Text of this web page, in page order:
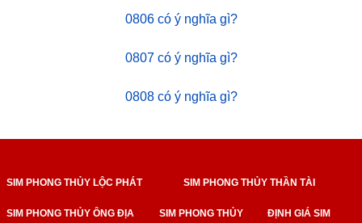
0806 có ý nghĩa gì?
0807 có ý nghĩa gì?
0808 có ý nghĩa gì?
SIM PHONG THỦY LỘC PHÁT SIM PHONG THỦY THẦN TÀI
SIM PHONG THỦY ÔNG ĐỊA SIM PHONG THỦY ĐỊNH GIÁ SIM